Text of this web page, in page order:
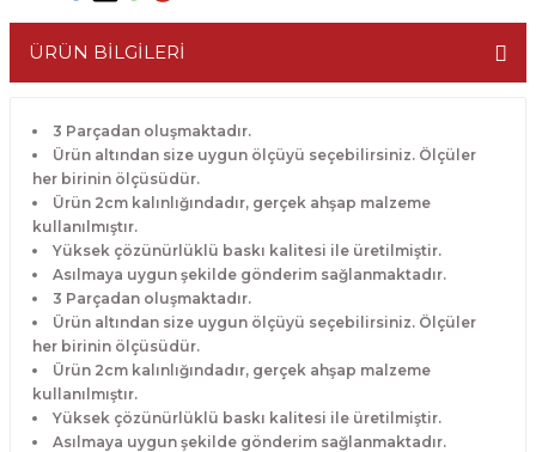
ÜRÜN BİLGİLERİ
3 Parçadan oluşmaktadır.
Ürün altından size uygun ölçüyü seçebilirsiniz. Ölçüler
her birinin ölçüsüdür.
Ürün 2cm kalınlığındadır, gerçek ahşap malzeme
kullanılmıştır.
Yüksek çözünürlüklü baskı kalitesi ile üretilmiştir.
Asılmaya uygun şekilde gönderim sağlanmaktadır.
3 Parçadan oluşmaktadır.
Ürün altından size uygun ölçüyü seçebilirsiniz. Ölçüler
her birinin ölçüsüdür.
Ürün 2cm kalınlığındadır, gerçek ahşap malzeme
kullanılmıştır.
Yüksek çözünürlüklü baskı kalitesi ile üretilmiştir.
Asılmaya uygun şekilde gönderim sağlanmaktadır.